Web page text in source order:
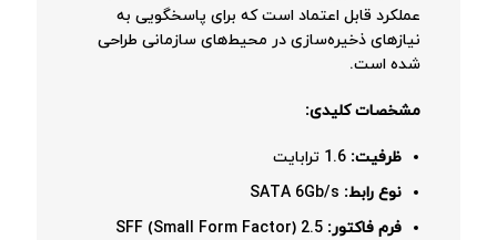
عملکرد قابل اعتماد است که برای پاسخگویی به
نیازهای ذخیره‌سازی در محیط‌های سازمانی طراحی
شده است.
مشخصات کلیدی:
ظرفیت:
نوع رابط:
فرم فاکتور: SFF (Small Form Factor) 2.5